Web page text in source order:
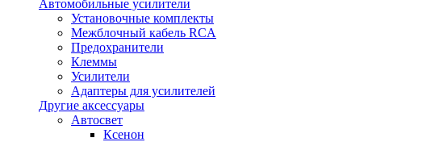
Автомобильные усилители
Установочные комплекты
Межблочный кабель RCA
Предохранители
Клеммы
Усилители
Адаптеры для усилителей
Другие аксессуары
Автосвет
Ксенон